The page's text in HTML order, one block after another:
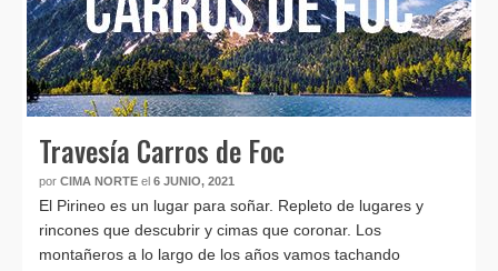
Travesía Carros de Foc
por CIMA NORTE el 6 JUNIO, 2021
El Pirineo es un lugar para soñar. Repleto de lugares y
rincones que descubrir y cimas que coronar. Los
montañeros a lo largo de los años vamos tachando